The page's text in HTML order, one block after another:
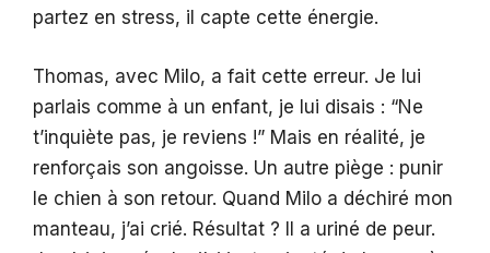
partez en stress, il capte cette énergie.
Thomas, avec Milo, a fait cette erreur. Je lui
parlais comme à un enfant, je lui disais : “Ne
t’inquiète pas, je reviens !” Mais en réalité, je
renforçais son angoisse. Un autre piège : punir
le chien à son retour. Quand Milo a déchiré mon
manteau, j’ai crié. Résultat ? Il a uriné de peur.